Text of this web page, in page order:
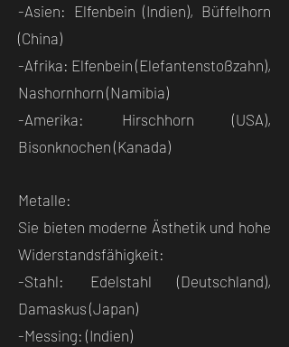
-Asien: Elfenbein (Indien), Büffelhorn
(China)
-Afrika: Elfenbein (Elefantenstoßzahn),
Nashornhorn (Namibia)
-Amerika: Hirschhorn (USA),
Bisonknochen (Kanada)
Metalle:
Sie bieten moderne Ästhetik und hohe
Widerstandsfähigkeit:
-Stahl: Edelstahl (Deutschland),
Damaskus (Japan)
-Messing: (Indien)